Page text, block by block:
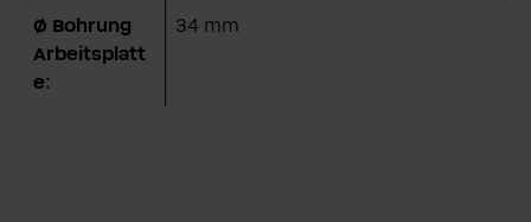
Ø Bohrung
Arbeitsplatt
e:
34 mm